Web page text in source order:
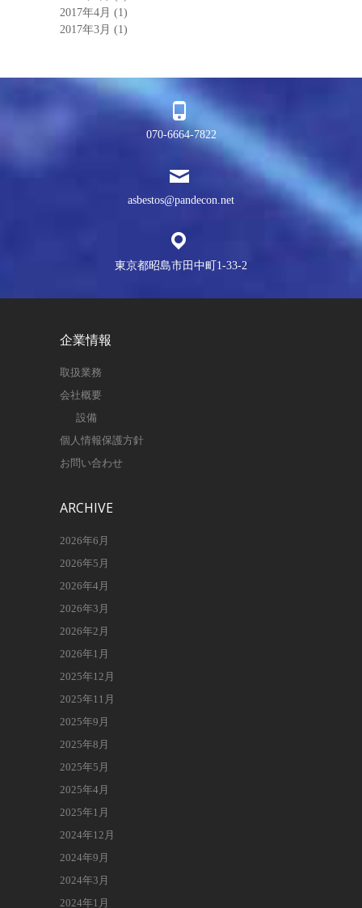
2017年4月 (1)
2017年3月 (1)
070-6664-7822
asbestos@pandecon.net
東京都昭島市田中町1-33-2
企業情報
取扱業務
会社概要
設備
個人情報保護方針
お問い合わせ
ARCHIVE
2026年6月
2026年5月
2026年4月
2026年3月
2026年2月
2026年1月
2025年12月
2025年11月
2025年9月
2025年8月
2025年5月
2025年4月
2025年1月
2024年12月
2024年9月
2024年3月
2024年1月